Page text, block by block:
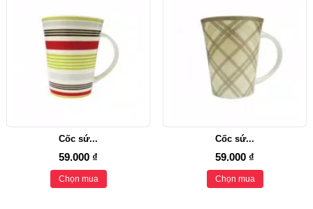
Cốc sứ...
59.000 ₫
Chọn mua
Cốc sứ...
59.000 ₫
Chọn mua